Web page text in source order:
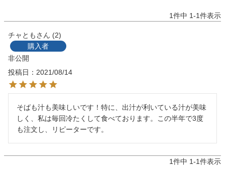
1件中 1-1件表示
チャとも
2
購入者
非公開
投稿日
2021/08/14
そばも汁も美味しいです！特に、出汁が利いている汁が美味
しく、私は毎回冷たくして食べております。この半年で3度
も注文し、リピーターです。
1件中 1-1件表示